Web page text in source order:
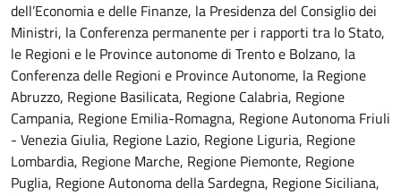
dell’Economia e delle Finanze, la Presidenza del Consiglio dei
Ministri, la Conferenza permanente per i rapporti tra lo Stato,
le Regioni e le Province autonome di Trento e Bolzano, la
Conferenza delle Regioni e Province Autonome, la Regione
Abruzzo, Regione Basilicata, Regione Calabria, Regione
Campania, Regione Emilia-Romagna, Regione Autonoma Friuli
- Venezia Giulia, Regione Lazio, Regione Liguria, Regione
Lombardia, Regione Marche, Regione Piemonte, Regione
Puglia, Regione Autonoma della Sardegna, Regione Siciliana,